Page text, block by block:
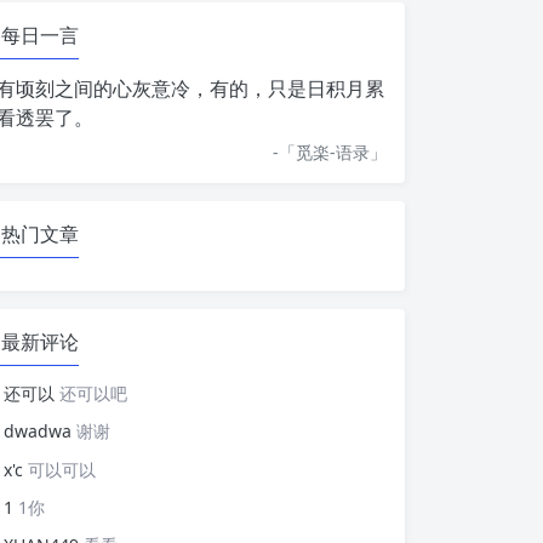
每日一言
顷刻之间的心灰意冷，有的，只是日积月累
透罢了。
-「觅楽-语录 」
热门文章
最新评论
还可以 还可以吧
dwadwa 谢谢
x'c 可以可以
1 1你